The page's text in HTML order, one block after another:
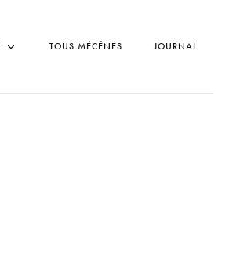
TOUS MÉCÉNES JOURNAL